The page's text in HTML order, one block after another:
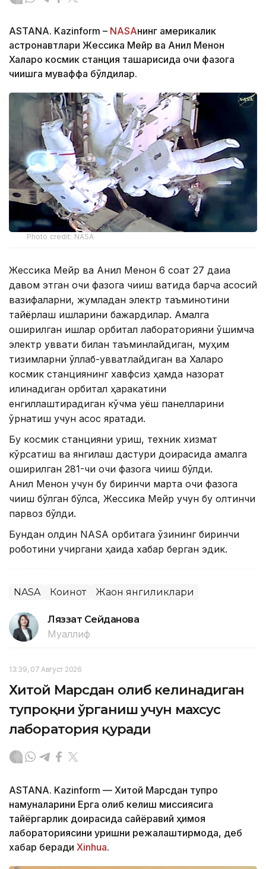
ASTANA. Kazinform – NASAнинг америкалик
астронавтлари Жессика Мейр ва Анил Менон
Халқаро космик станция ташқарисида очиқ фазога
чиқишга муваффақ бўлдилар.
Photo credit: NASA
Жессика Мейр ва Анил Менон 6 соат 27 дақиқа
давом этган очиқ фазога чиқиш вақтида барча асосий
вазифаларни, жумладан электр таъминотини
тайёрлаш ишларини бажардилар. Амалга
оширилган ишлар орбитал лабораторияни қўшимча
электр қуввати билан таъминлайдиган, муҳим
тизимларни қўллаб-қувватлайдиган ва Халқаро
космик станциянинг хавфсиз ҳамда назорат
қилинадиган орбитал ҳаракатини
енгиллаштирадиган кўчма қуёш панелларини
ўрнатиш учун асос яратади.
Бу космик станцияни қуриш, техник хизмат
кўрсатиш ва янгилаш дастури доирасида амалга
оширилган 281-чи очиқ фазога чиқиш бўлди.
Анил Менон учун бу биринчи марта очиқ фазога
чиқиш бўлган бўлса, Жессика Мейр учун бу олтинчи
парвоз бўлди.
Бундан олдин NASA орбитага ўзининг биринчи
роботини учиргани ҳақида хабар берган эдик.
NASA Коинот Жаҳон янгиликлари
Ляззат Сейданова
Муаллиф
13:39, 07 Август 2026
Хитой Марсдан олиб келинадиган
тупроқни ўрганиш учун махсус
лаборатория қуради
ASTANA. Kazinform — Хитой Марсдан тупроқ
намуналарини Ерга олиб келиш миссиясига
тайёргарлик доирасида сайёравий ҳимоя
лабораториясини қуришни режалаштирмоқда, деб
хабар беради Xinhua.